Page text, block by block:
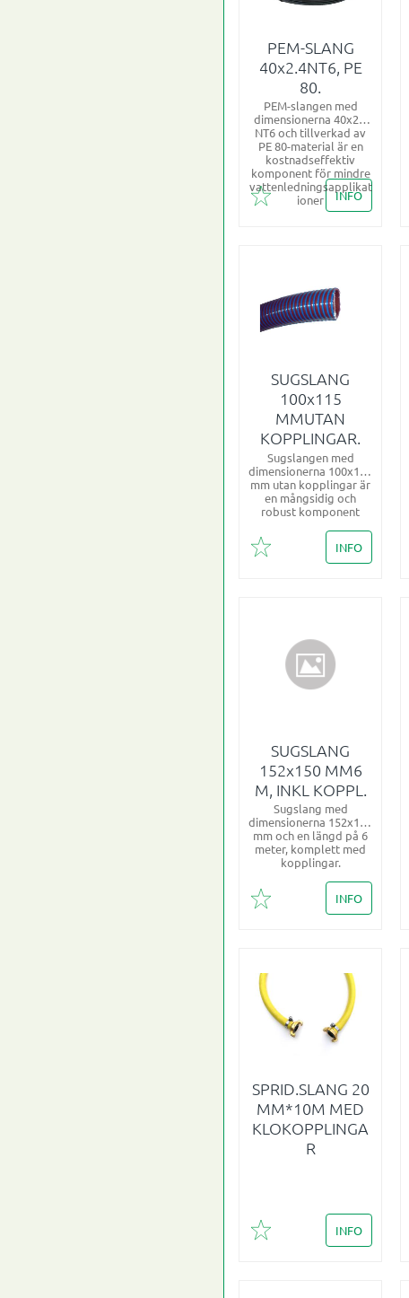
PEM-SLANG
40x2.4NT6, PE
80.
PEM-slangen med
dimensionerna 40x2.4
NT6 och tillverkad av
PE 80-material är en
kostnadseffektiv
komponent för mindre
vattenledningsapplikat
ioner
Lägg till i favoriter
INFO
SUGSLANG
100x115
MMUTAN
KOPPLINGAR.
Sugslangen med
dimensionerna 100x115
mm utan kopplingar är
en mångsidig och
robust komponent
Lägg till i favoriter
INFO
SUGSLANG
152x150 MM6
M, INKL KOPPL.
Sugslang med
dimensionerna 152x150
mm och en längd på 6
meter, komplett med
kopplingar.
Lägg till i favoriter
INFO
SPRID.SLANG 20
MM*10M MED
KLOKOPPLINGA
R
Lägg till i favoriter
INFO